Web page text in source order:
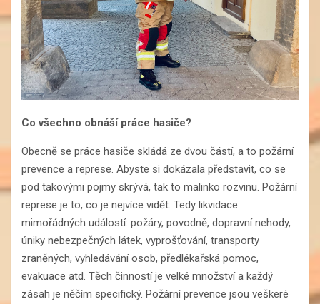
Co všechno obnáší práce hasiče?
Obecně se práce hasiče skládá ze dvou částí, a to požární
prevence a represe. Abyste si dokázala představit, co se
pod takovými pojmy skrývá, tak to malinko rozvinu. Požární
represe je to, co je nejvíce vidět. Tedy likvidace
mimořádných událostí: požáry, povodně, dopravní nehody,
úniky nebezpečných látek, vyprošťování, transporty
zraněných, vyhledávání osob, předlékařská pomoc,
evakuace atd. Těch činností je velké množství a každý
zásah je něčím specifický. Požární prevence jsou veškeré